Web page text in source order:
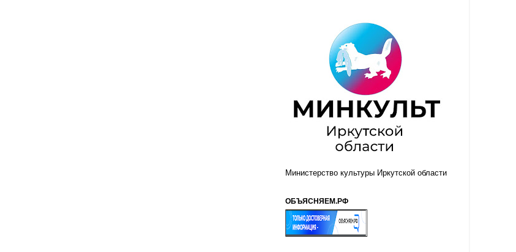
Министерство культуры Иркутской области
ОБЪЯСНЯЕМ.РФ